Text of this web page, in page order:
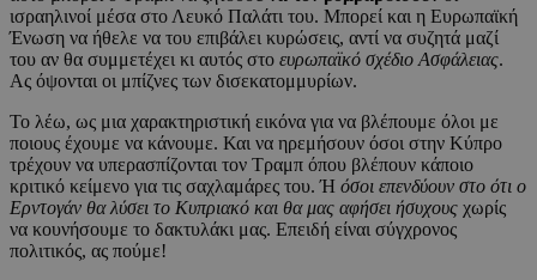
ισραηλινοί μέσα στο Λευκό Παλάτι του. Μπορεί και η Ευρωπαϊκή
Ένωση να ήθελε να του επιβάλει κυρώσεις, αντί να συζητά μαζί
του αν θα συμμετέχει κι αυτός στο ευρωπαϊκό σχέδιο Ασφάλειας.
Ας όψονται οι μπίζνες των δισεκατομμυρίων.
Το λέω, ως μια χαρακτηριστική εικόνα για να βλέπουμε όλοι με
ποιους έχουμε να κάνουμε. Και να ηρεμήσουν όσοι στην Κύπρο
τρέχουν να υπερασπίζονται τον Τραμπ όπου βλέπουν κάποιο
κριτικό κείμενο για τις σαχλαμάρες του. Ή όσοι επενδύουν στο ότι ο
Ερντογάν θα λύσει το Κυπριακό και θα μας αφήσει ήσυχους χωρίς
να κουνήσουμε το δακτυλάκι μας. Επειδή είναι σύγχρονος
πολιτικός, ας πούμε!